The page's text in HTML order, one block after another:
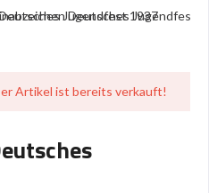
Artikel ist bereits verkauft!